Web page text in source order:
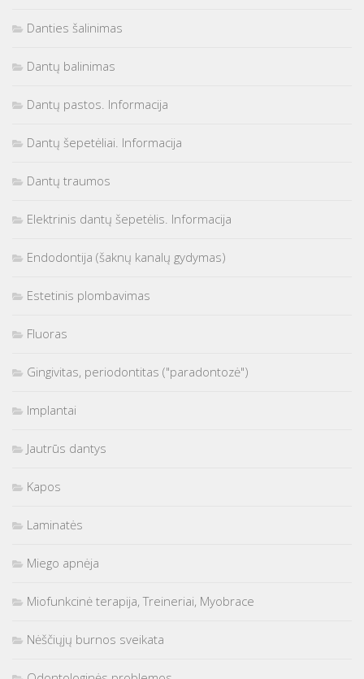
Danties šalinimas
Dantų balinimas
Dantų pastos. Informacija
Dantų šepetėliai. Informacija
Dantų traumos
Elektrinis dantų šepetėlis. Informacija
Endodontija (šaknų kanalų gydymas)
Estetinis plombavimas
Fluoras
Gingivitas, periodontitas ("paradontozė")
Implantai
Jautrūs dantys
Kapos
Laminatės
Miego apnėja
Miofunkcinė terapija, Treineriai, Myobrace
Nėščiųjų burnos sveikata